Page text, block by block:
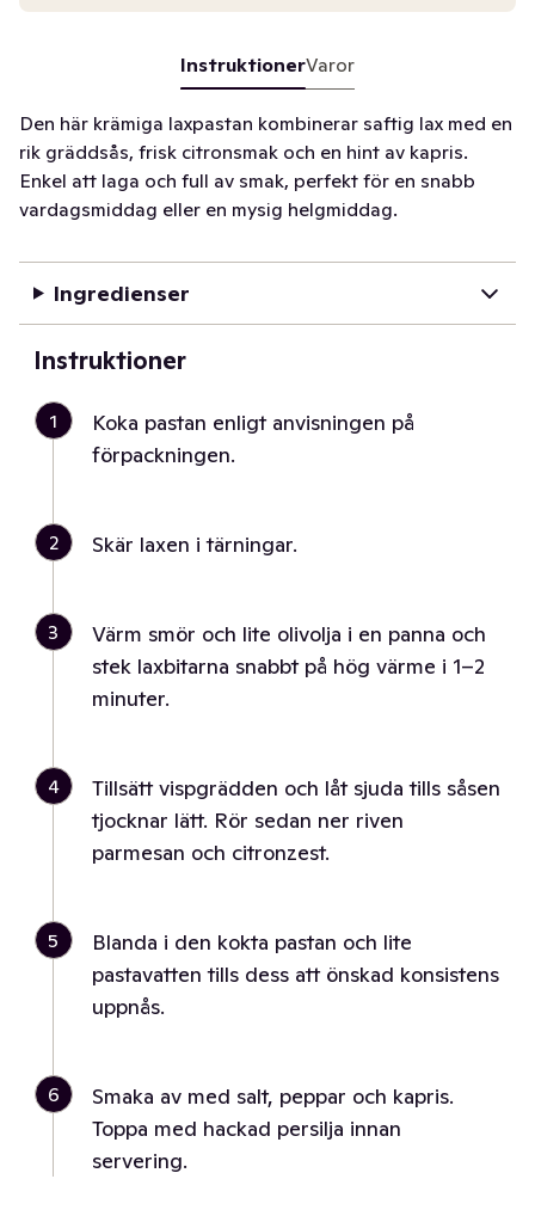
InstruktionerVaror
Den här krämiga laxpastan kombinerar saftig lax med en
rik gräddsås, frisk citronsmak och en hint av kapris.
Enkel att laga och full av smak, perfekt för en snabb
vardagsmiddag eller en mysig helgmiddag.
Ingredienser
Instruktioner
1
Koka pastan enligt anvisningen på
förpackningen.
2 Skär laxen i tärningar.
3
Värm smör och lite olivolja i en panna och
stek laxbitarna snabbt på hög värme i 1–2
minuter.
4
Tillsätt vispgrädden och låt sjuda tills såsen
tjocknar lätt. Rör sedan ner riven
parmesan och citronzest.
5
Blanda i den kokta pastan och lite
pastavatten tills dess att önskad konsistens
uppnås.
6
Smaka av med salt, peppar och kapris.
Toppa med hackad persilja innan
servering.